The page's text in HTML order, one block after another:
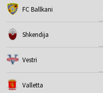
FC Ballkani
Shkendija
Vestri
Valletta